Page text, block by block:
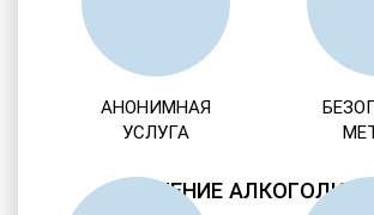
ЛЕЧЕНИЕ
АНОНИМНАЯ
УСЛУГА